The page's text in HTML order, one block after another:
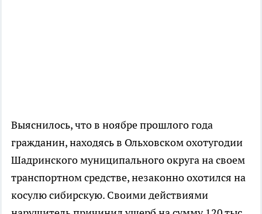
Выяснилось, что в ноябре прошлого года
гражданин, находясь в Ольховском охотугодии
Шадринского муниципального округа на своем
транспортном средстве, незаконно охотился на
косулю сибирскую. Своими действиями